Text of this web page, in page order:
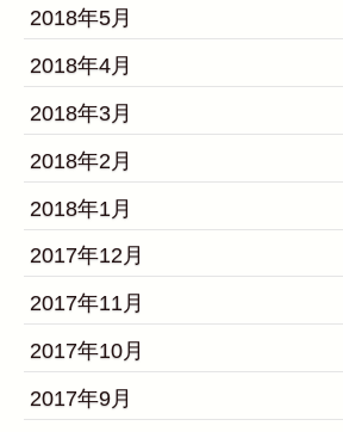
2018年5月
2018年4月
2018年3月
2018年2月
2018年1月
2017年12月
2017年11月
2017年10月
2017年9月